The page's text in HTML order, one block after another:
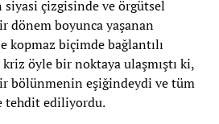
çizgisinde ve örgütsel
dönem boyunca yaşanan
kopmaz biçimde bağlantılı
öyle bir noktaya ulaşmıştı ki,
bölünmenin eşiğindeydi ve tüm
tehdit ediliyordu.